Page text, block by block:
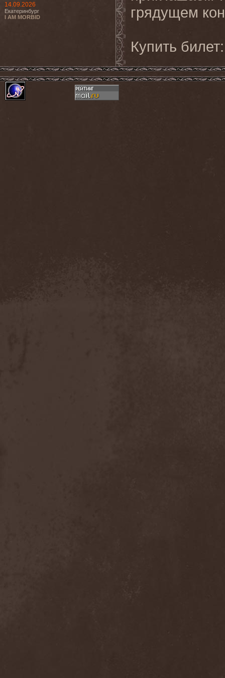
14.09.2026
Екатеринбург
I AM MORBID
грядущем
Купить